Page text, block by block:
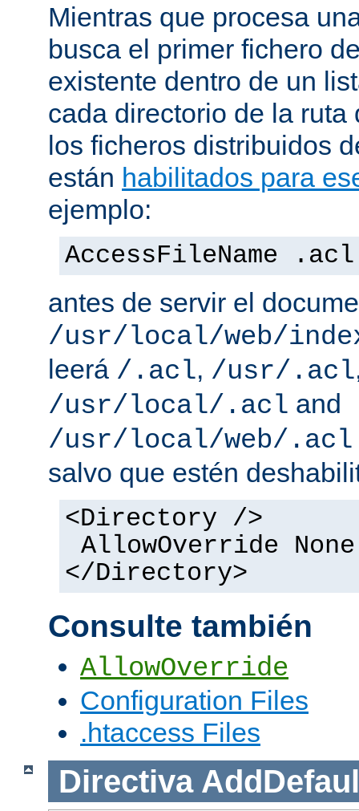
Mientras que procesa
busca el primer fichero
existente dentro de un
cada directorio de la ruta
los ficheros distribuidos
están habilitados para
ejemplo:
AccessFileName .acl
antes de servir el
/usr/local/web/
leerá /.acl, /usr/.acl
/usr/local/.acl and
/usr/local/web/.acl
salvo que estén
<Directory />
AllowOverride None
</Directory>
Consulte también
AllowOverride
Configuration Files
.htaccess Files
Directiva